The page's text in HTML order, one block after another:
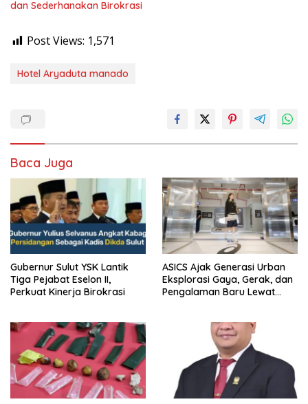
dan Sederhanakan Birokrasi
Post Views: 1,571
Hotel Aryaduta manado
Baca Juga
Gubernur Sulut YSK Lantik
Tiga Pejabat Eselon II,
Perkuat Kinerja Birokrasi
ASICS Ajak Generasi Urban
Eksplorasi Gaya, Gerak, dan
Pengalaman Baru Lewat